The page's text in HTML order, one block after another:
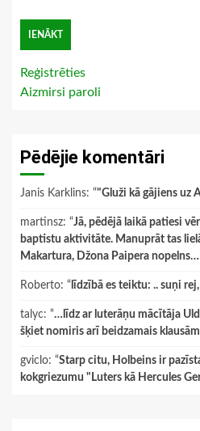
Reģistrēties
Aizmirsi paroli
Pēdējie komentāri
Janis Karklins: “"Gluži kā gājiens uz
martinsz: “Jā, pēdējā laikā patiesi
baptistu aktivitāte. Manuprāt tas
Makartura, Džona Paipera nopelns…
Roberto: “ līdzībā es teiktu: .. suņi
talyc: “…līdz ar luterāņu mācītāja
šķiet nomiris arī beidzamais
gviclo: “Starp citu, Holbeins ir
kokgriezumu "Luters kā Hercules